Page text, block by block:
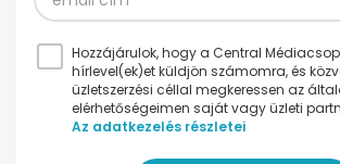
Hozzájárulok, hogy a Central
hírlevel(ek)et küldjön számomra, és
üzletszerzési céllal megkeressen az
elérhetőségeimen saját vagy üzleti
Az adatkezelés részletei